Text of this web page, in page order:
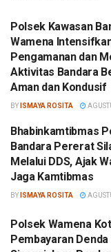
Polsek Kawasan
Wamena
Pengamanan dan
Aktivitas Bandara
Aman dan Kondusif
BY ISMAYA ROSITA
Bhabinkamtibmas
Bandara Pererat
Melalui DDS, Ajak
Jaga Kamtibmas
BY ISMAYA ROSITA
Polsek Wamena
Pembayaran Denda